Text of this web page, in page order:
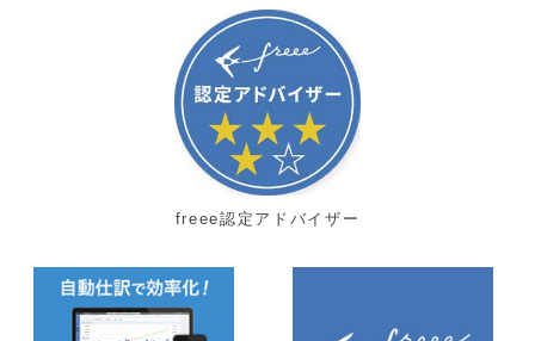
freee認定アドバイザー